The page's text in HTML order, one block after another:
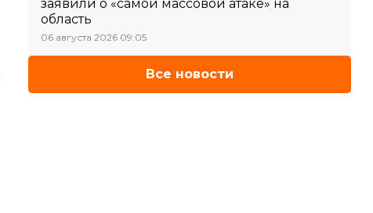
заявили о «самой массовой атаке» на
область
06 августа 2026 09:05
Все новости